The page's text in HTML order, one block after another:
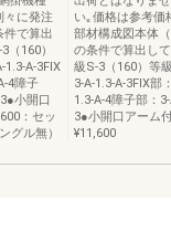
々に発注
件で算出
160）
A-3FIX
4障子
小開口
：セッ
グル無）
い｡価格は参考価
部材構成図本体
の条件で算出し
級S-3（160）等
3-A-1.3-A-3FIX部
1.3-A-4障子部：
3●小開口アーム
¥11,600